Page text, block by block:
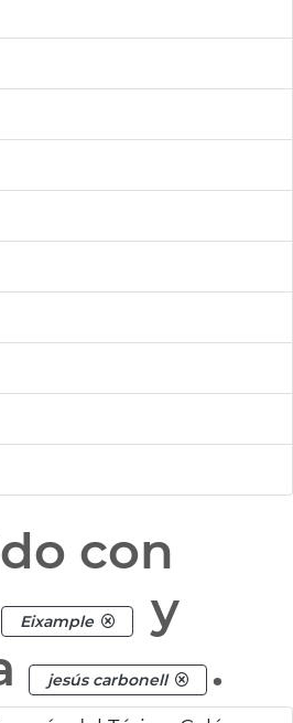
con
Eixample
y
jesús carbonell .